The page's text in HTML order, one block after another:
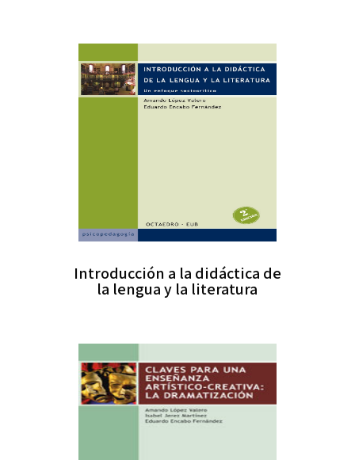
Introducción a la didáctica de
la lengua y la literatura